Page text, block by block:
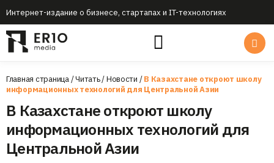
Интернет-издание о бизнесе, стартапах и IT-технологиях
Главная страница/Читать/Новости /В Казахстане откроют школу
информационных технологий для Центральной Азии
В Казахстане откроют школу
информационных технологий для
Центральной Азии